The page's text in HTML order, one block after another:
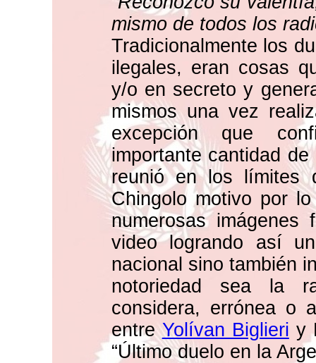
mismo de todos los
Tradicionalmente los
ilegales, eran cosas
y/o en secreto y
mismos una vez
excepción que
importante cantidad
reunió en los límites
Chingolo motivo por
numerosas imágenes
video logrando así
nacional sino también
notoriedad sea la
considera, errónea o
entreYolívan Biglieri y
“Último duelo en la